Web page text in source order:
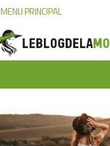
MENU PRINCIPAL